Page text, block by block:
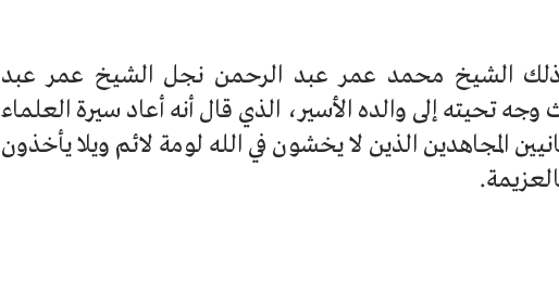
الشيخ محمد عمر عبد الرحمن نجل الشيخ عمر عبد
تحيته إلى والده الأسير، الذي قال أنه أعاد سيرة العلماء
المجاهدين الذين لا يخشون في الله لومة لائم ويلا يأخذون